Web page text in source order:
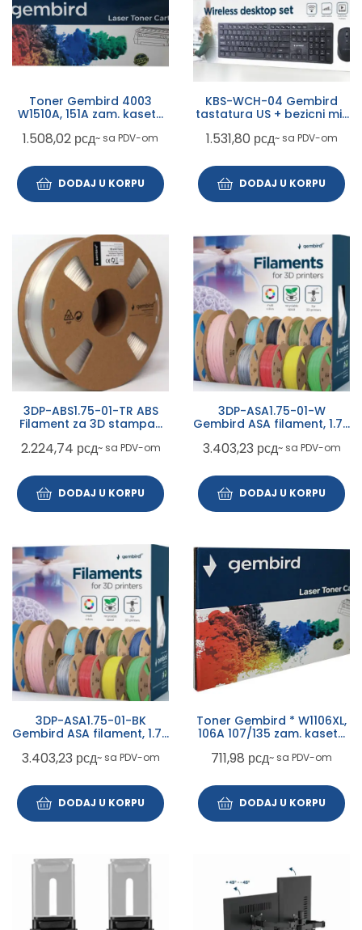
Toner Gembird 4003
W1510A, 151A zam. kaseta
1.508,02 рсд~ sa PDV-om
DODAJ U KORPU
KBS-WCH-04 Gembird
tastatura US + bezicni mis
1.531,80 рсд~ sa PDV-om
DODAJ U KORPU
3DP-ABS1.75-01-TR ABS
Filament za 3D stampac
Transparent
2.224,74 рсд~ sa PDV-om
DODAJ U KORPU
3DP-ASA1.75-01-W
Gembird ASA filament, 1.75
3.403,23 рсд~ sa PDV-om
DODAJ U KORPU
3DP-ASA1.75-01-BK
Gembird ASA filament, 1.75
3.403,23 рсд~ sa PDV-om
DODAJ U KORPU
Toner Gembird * W1106XL,
106A 107/135 zam. kaseta
(sa cipom)
711,98 рсд~ sa PDV-om
DODAJ U KORPU